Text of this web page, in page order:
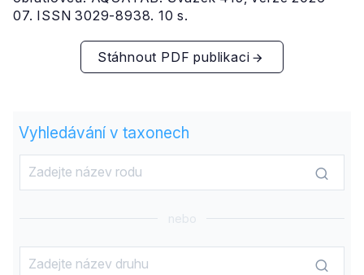
07. ISSN 3029-8938. 10 s.
Stáhnout PDF publikaci
Vyhledávání v taxonech
nebo